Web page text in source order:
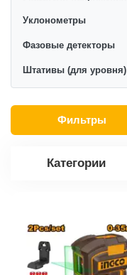
Уклонометры
Фазовые детекторы
Штативы (для уровня)
Фильтры
Категории